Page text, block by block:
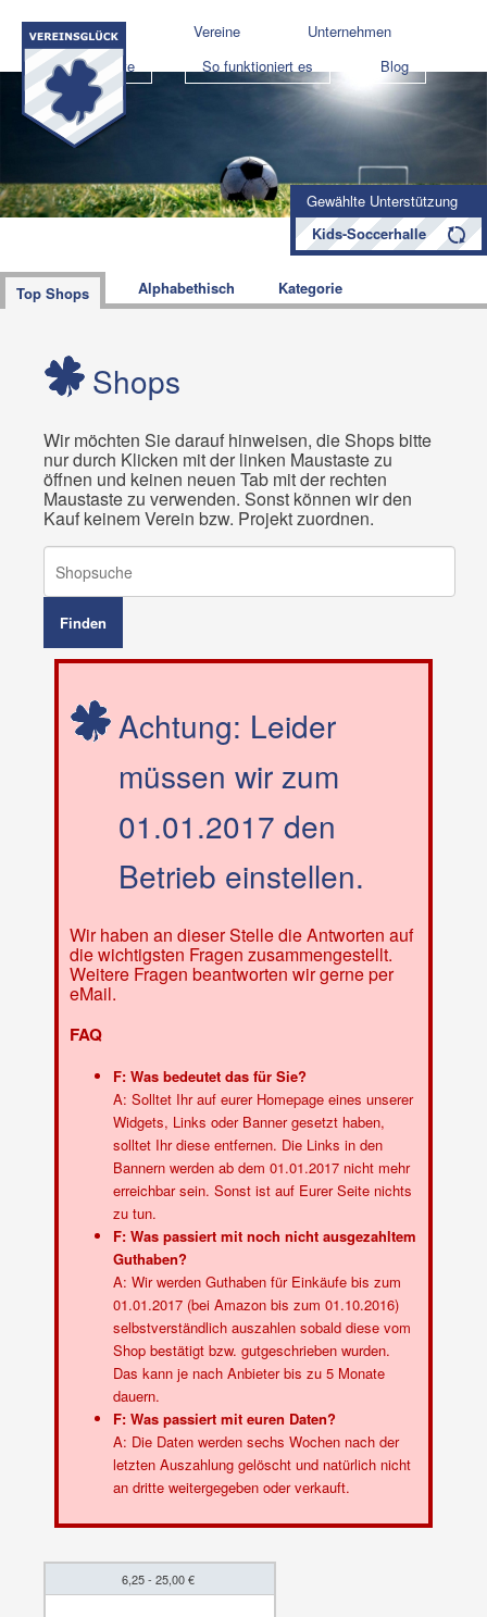
Shops Vereine
Unternehmen
Projekte
So funktioniert es Blog
Gewählte Unterstützung
Kids-Soccerhalle
Top Shops Alphabethisch Kategorie
Shops
Wir möchten Sie darauf hinweisen, die Shops bitte
nur durch Klicken mit der linken Maustaste zu
öffnen und keinen neuen Tab mit der rechten
Maustaste zu verwenden. Sonst können wir den
Kauf keinem Verein bzw. Projekt zuordnen.
Achtung: Leider
müssen wir zum
01.01.2017 den
Betrieb einstellen.
Wir haben an dieser Stelle die Antworten auf
die wichtigsten Fragen zusammengestellt.
Weitere Fragen beantworten wir gerne per
eMail.
FAQ
F: Was bedeutet das für Sie?
A: Solltet Ihr auf eurer Homepage eines unserer
Widgets, Links oder Banner gesetzt haben,
solltet Ihr diese entfernen. Die Links in den
Bannern werden ab dem 01.01.2017 nicht mehr
erreichbar sein. Sonst ist auf Eurer Seite nichts
zu tun.
F: Was passiert mit noch nicht ausgezahltem
Guthaben?
A: Wir werden Guthaben für Einkäufe bis zum
01.01.2017 (bei Amazon bis zum 01.10.2016)
selbstverständlich auszahlen sobald diese vom
Shop bestätigt bzw. gutgeschrieben wurden.
Das kann je nach Anbieter bis zu 5 Monate
dauern.
F: Was passiert mit euren Daten?
A: Die Daten werden sechs Wochen nach der
letzten Auszahlung gelöscht und natürlich nicht
an dritte weitergegeben oder verkauft.
6,25 - 25,00 €